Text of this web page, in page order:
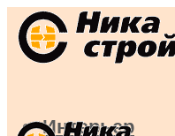
Интерьер